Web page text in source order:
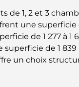
de 1, 2 et 3
une superficie
de 1 277 à 1
de 1 839
un choix